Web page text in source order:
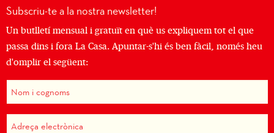
Subscriu-te a la nostra newsletter!
Un butlletí mensual i gratuït en què us expliquem tot el que
passa dins i fora La Casa. Apuntar-s'hi és ben fàcil, només heu
d'omplir el següent: